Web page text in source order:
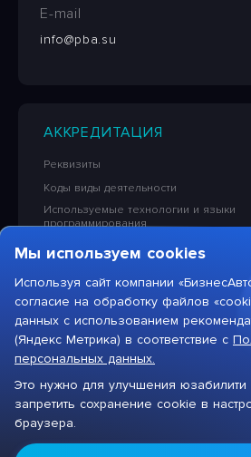
E-mail
info@pba.su
АККРЕДИТАЦИЯ
Реквизиты
Коды виды деятельности
Используемые технологии и языки
программирования
Сведения об исключительных правах
«БизнесАвтоматика»
Тарифы на услуги компании
Цифровая система для
Max
Мы используем cookies
Используя сайт компании
согласие на обработку файлов
данных с использованием
(Яндекс Метрика) в соответствие с
персональных данных.
Это нужно для улучшения юзабилити
запретить сохранение cookie в
браузера.